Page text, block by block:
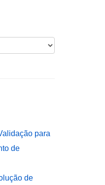
para
de
de